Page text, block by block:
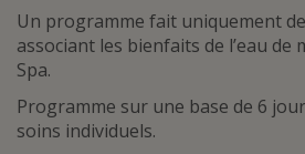
Un programme fait uniquement
associant les bienfaits de l’eau de
Spa.
Programme sur une base de 6
soins individuels.